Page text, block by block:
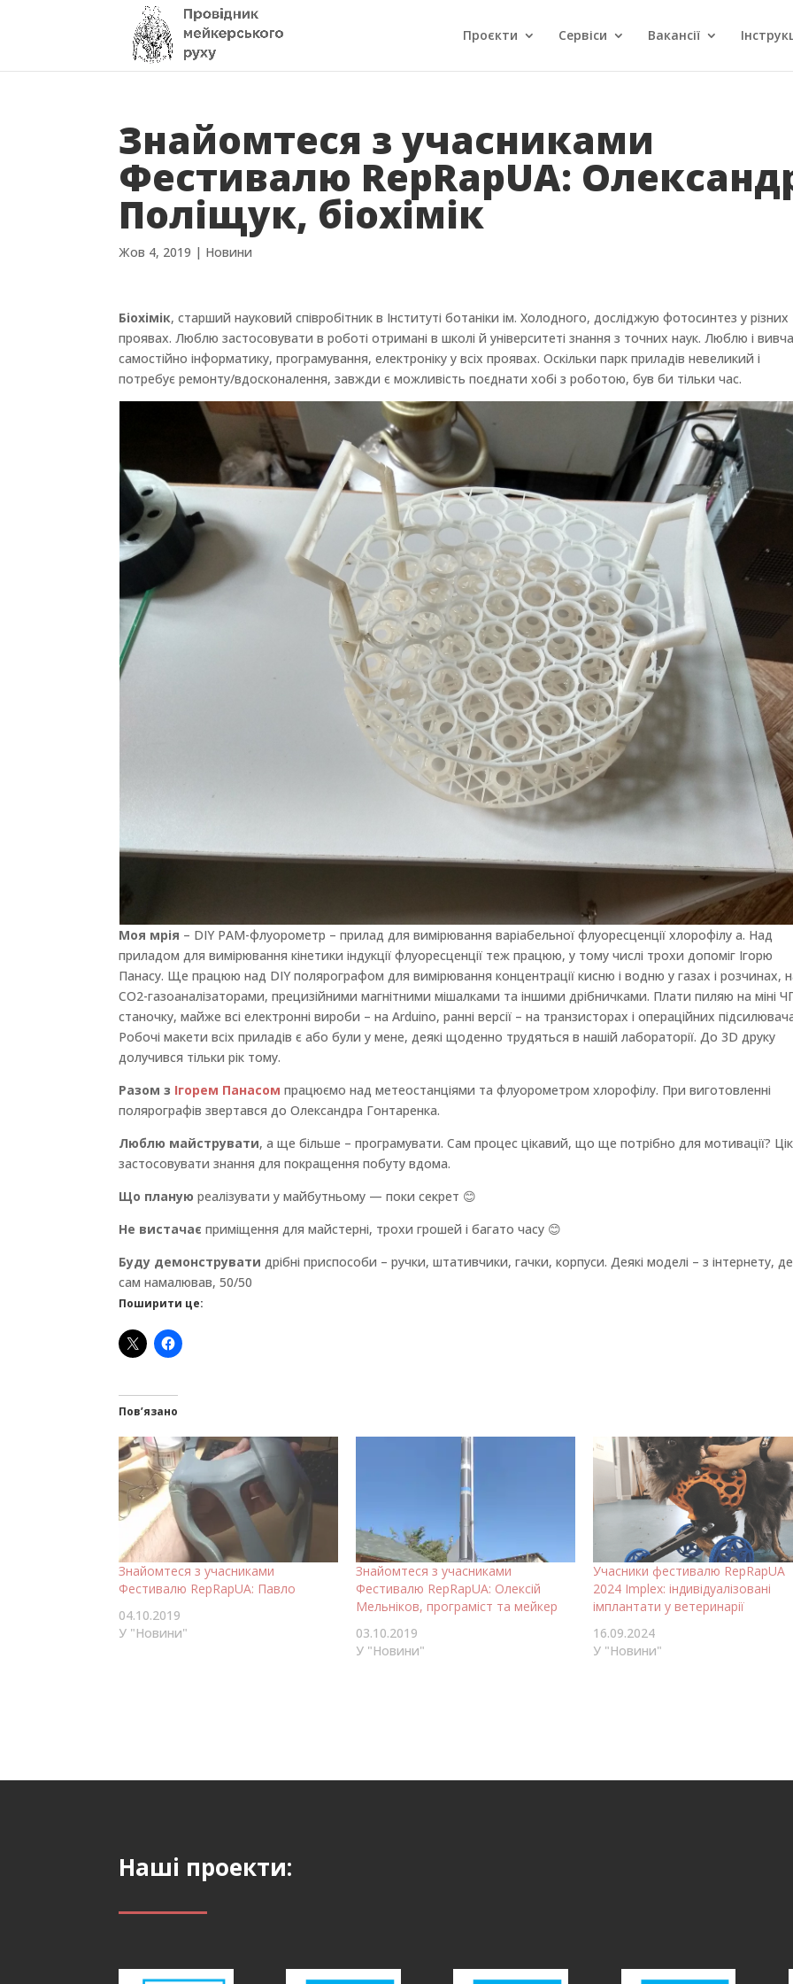
Проєкти Сервіси Вакансії
Знайомтеся з учасниками
Фестивалю RepRapUA:
Поліщук, біохімік
Жов 4, 2019 | Новини
Біохімік, старший науковий співробітник в Інституті ботаніки ім. Холодного, досліджую фотосинтез у різних
проявах. Люблю застосовувати в роботі отримані в школі й університеті знання з точних наук. Люблю і
самостійно інформатику, програмування, електроніку у всіх проявах. Оскільки парк приладів невеликий і
потребує ремонту/вдосконалення, завжди є можливість поєднати хобі з роботою, був би тільки час.
Моя мрія – DIY PAM-флуорометр – прилад для вимірювання варіабельної флуоресценції хлорофілу а. Над
приладом для вимірювання кінетики індукції флуоресценції теж працюю, у тому числі трохи допоміг Ігорю
Панасу. Ще працюю над DIY полярографом для вимірювання концентрації кисню і водню у газах і розчинах,
СО2-газоаналізаторами, прецизійними магнітними мішалками та іншими дрібничками. Плати пиляю на міні
станочку, майже всі електронні вироби – на Arduino, ранні версії – на транзисторах і операційних
Робочі макети всіх приладів є або були у мене, деякі щоденно трудяться в нашій лабораторії. До 3D друку
долучився тільки рік тому.
Разом з Ігорем Панасом працюємо над метеостанціями та флуорометром хлорофілу. При виготовленні
полярографів звертався до Олександра Гонтаренка.
Люблю майструвати, а ще більше – програмувати. Сам процес цікавий, що ще потрібно для мотивації?
застосовувати знання для покращення побуту вдома.
Що планую реалізувати у майбутньому — поки секрет 😊
Не вистачає приміщення для майстерні, трохи грошей і багато часу 😊
Буду демонструвати дрібні приспособи – ручки, штативчики, гачки, корпуси. Деякі моделі – з інтернету,
сам намалював, 50/50
Поширити це:
Пов’язано
Знайомтеся з учасниками
Фестивалю RepRapUA: Павло
04.10.2019
У "Новини"
Знайомтеся з учасниками
Фестивалю RepRapUA: Олексій
Мельніков, програміст та мейкер
03.10.2019
У "Новини"
Учасники фестивалю RepRapUA
2024 Implex: індивідуалізовані
імплантати у ветеринарії
16.09.2024
У "Новини"
Наші проекти: